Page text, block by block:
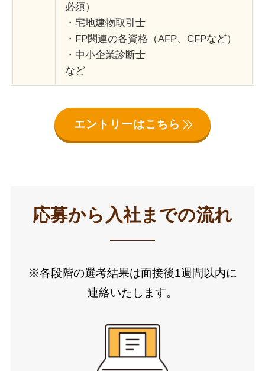
必須）
・宅地建物取引士
・FP関連の各資格（AFP、CFPなど）
・中小企業診断士
など
エントリーはこちら
応募から入社までの流れ
※各段階の選考結果は面接後1週間以内に
連絡いたします。